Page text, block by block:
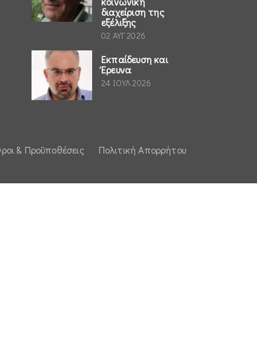
διαχείριση της
εξέλιξης
02 ΑΥΓ 2026
Εκπαίδευση και
Έρευνα
24 ΙΟΥΛ 2026
& Προϋποθέσεις Πολιτική Απορρήτου